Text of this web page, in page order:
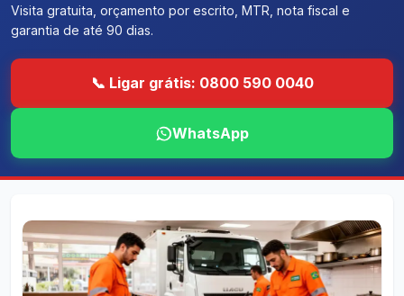
Visita gratuita, orçamento por escrito, MTR, nota fiscal e
garantia de até 90 dias.
📞 Ligar grátis: 0800 590 0040
WhatsApp